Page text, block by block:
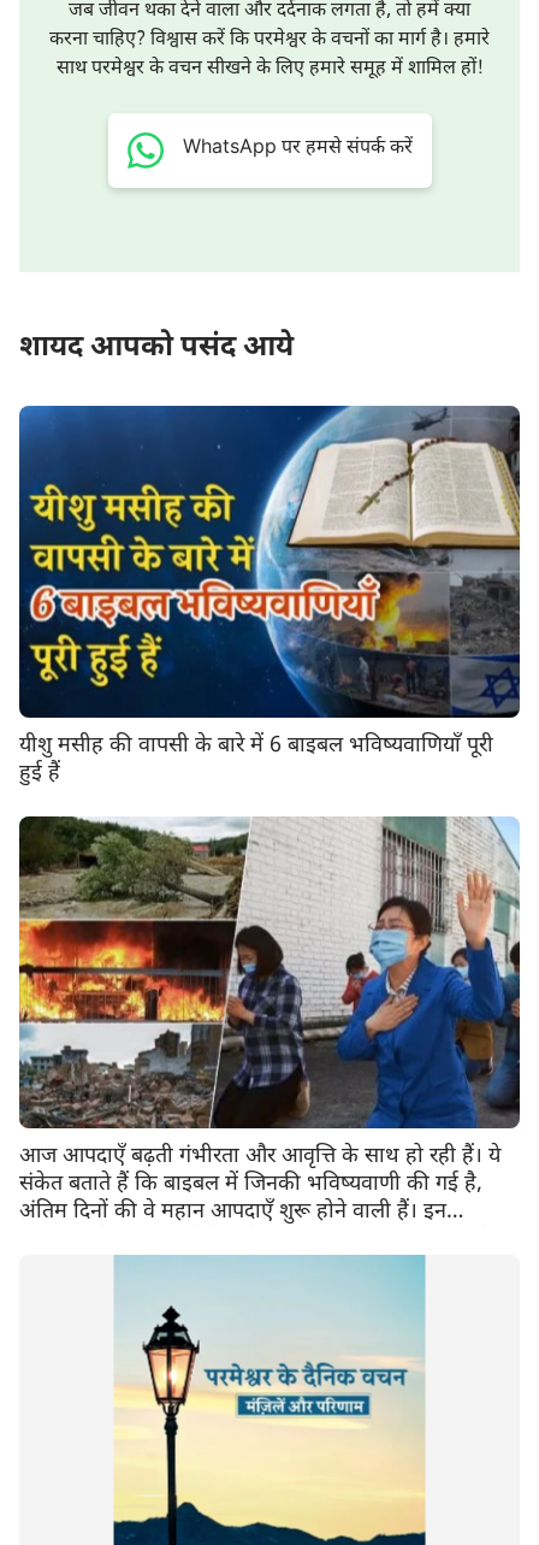
जब जीवन थका देने वाला और दर्दनाक लगता है, तो हमें क्या
करना चाहिए? विश्वास करें कि परमेश्वर के वचनों का मार्ग है। हमारे
साथ परमेश्वर के वचन सीखने के लिए हमारे समूह में शामिल हों!
WhatsApp पर हमसे संपर्क करें
शायद आपको पसंद आये
यीशु मसीह की वापसी के बारे में 6 बाइबल भविष्यवाणियाँ पूरी
हुई हैं
आज आपदाएँ बढ़ती गंभीरता और आवृत्ति के साथ हो रही हैं। ये
संकेत बताते हैं कि बाइबल में जिनकी भविष्यवाणी की गई है,
अंतिम दिनों की वे महान आपदाएँ शुरू होने वाली हैं। इन